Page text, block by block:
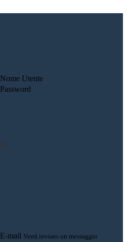
Nome Utente
Password
E-mail Verrà inviato un messaggio